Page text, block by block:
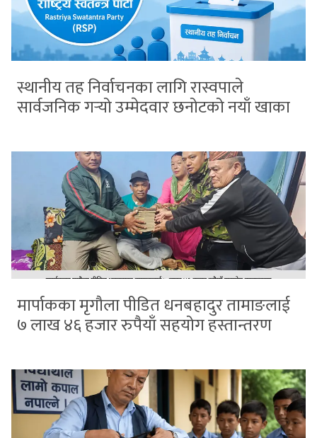
स्थानीय तह निर्वाचनका लागि रास्वपाले
सार्वजनिक गर्‍यो उम्मेदवार छनोटको नयाँ खाका
मार्पाकका मृगौला पीडित धनबहादुर तामाङलाई
७ लाख ४६ हजार रुपैयाँ सहयोग हस्तान्तरण